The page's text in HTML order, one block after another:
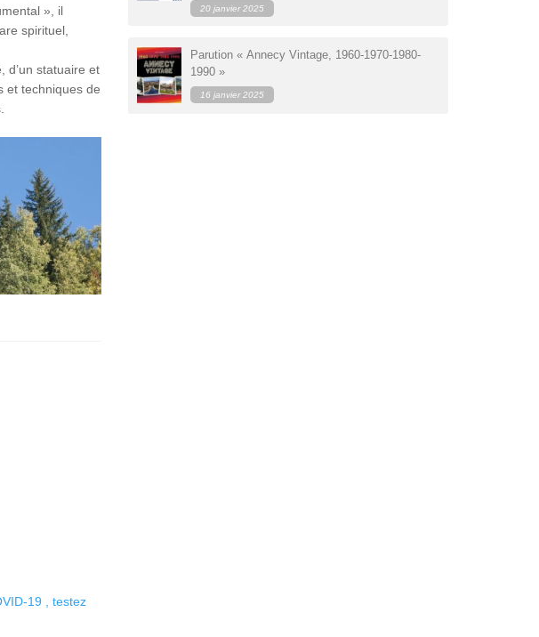
», il
spirituel,
d’un statuaire et
et techniques de
19 , testez
20 janvier 2025
Parution « Annecy Vintage, 1960-1970-1980-
1990 »
16 janvier 2025